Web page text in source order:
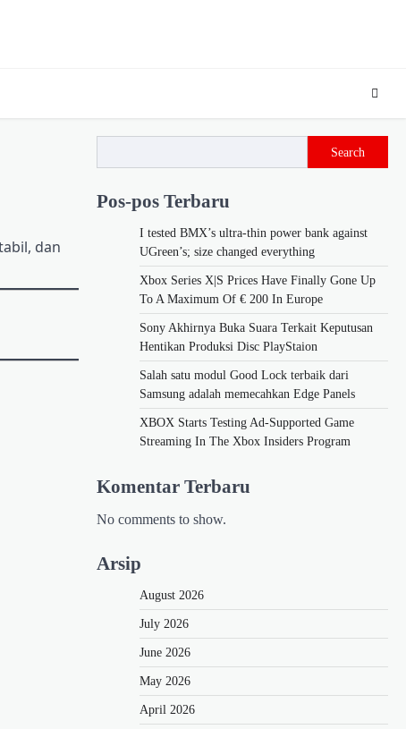
dan
Search
Pos-pos Terbaru
I tested BMX’s ultra-thin power bank against
UGreen’s; size changed everything
Xbox Series X|S Prices Have Finally Gone Up
To A Maximum Of € 200 In Europe
Sony Akhirnya Buka Suara Terkait Keputusan
Hentikan Produksi Disc PlayStaion
Salah satu modul Good Lock terbaik dari
Samsung adalah memecahkan Edge Panels
XBOX Starts Testing Ad-Supported Game
Streaming In The Xbox Insiders Program
Komentar Terbaru
No comments to show.
Arsip
August 2026
July 2026
June 2026
May 2026
April 2026